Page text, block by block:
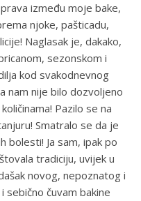
između moje bake,
njoke, pašticadu,
Naglasak je, dakako,
sezonskom i
kod svakodnevnog
nam nije bilo dozvoljeno
Pazilo se na
Smatralo se da je
bolesti! Ja sam, ipak po
tradiciju, uvijek u
novog, nepoznatog i
sebično čuvam bakine